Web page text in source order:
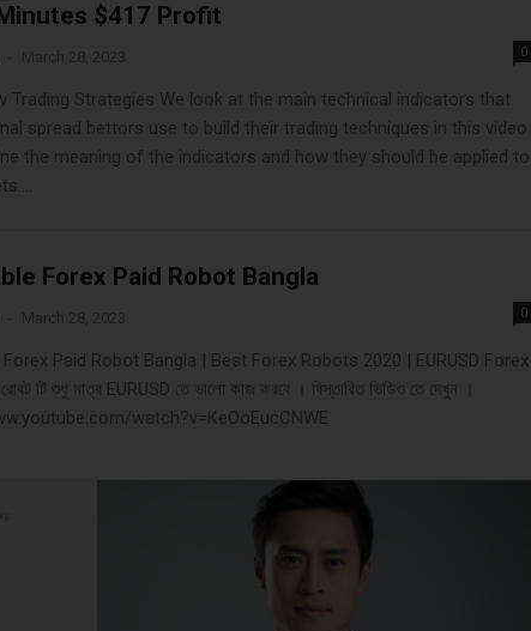
$417 Profit
0
Trading Strategies We look at the main technical indicators that
spread bettors use to build their trading techniques in this video.
the meaning of the indicators and how they should be applied to
Forex Paid Robot Bangla
0
Paid Robot Bangla | Best Forex Robots 2020 | EURUSD Forex
টি শুধু মাত্র EURUSD তে ভালো কাজ করবে । বিস্তারিত ভিডিও তে দেখুন ।
watch?v=KeOoEucCNWE